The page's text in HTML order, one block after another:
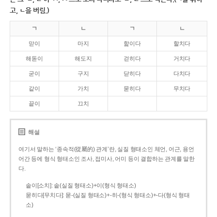
고, ㄴ을 버림.)
ㄱ ㄴ ㄱ ㄴ
맏이 마지 핥이다 할치다
해돋이 해도지 걷히다 거치다
굳이 구지 닫히다 다치다
같이 가치 묻히다 무치다
끝이 끄치
해설
여기서 말하는 ‘종속적(從屬的) 관계’란, 실질 형태소인 체언, 어근, 용언
어간 등에 형식 형태소인 조사, 접미사, 어미 등이 결합하는 관계를 말한
다.
솥이[소치]: 솥(실질 형태소)+이(형식 형태소)
묻히다[무치다]: 묻­-(실질 형태소)+­-히­-(형식 형태소)+-다(형식 형태
소)